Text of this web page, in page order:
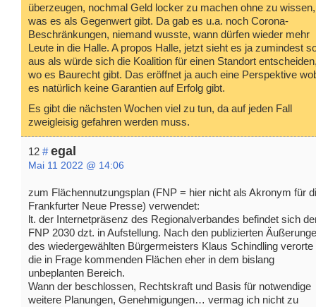
überzeugen, nochmal Geld locker zu machen ohne zu wissen,
was es als Gegenwert gibt. Da gab es u.a. noch Corona-
Beschränkungen, niemand wusste, wann dürfen wieder mehr
Leute in die Halle. A propos Halle, jetzt sieht es ja zumindest
aus als würde sich die Koalition für einen Standort
wo es Baurecht gibt. Das eröffnet ja auch eine Perspektive
es natürlich keine Garantien auf Erfolg gibt.
Es gibt die nächsten Wochen viel zu tun, da auf jeden Fall
zweigleisig gefahren werden muss.
12 # egal
Mai 11 2022 @ 14:06
zum Flächennutzungsplan (FNP = hier nicht als Akronym für
Frankfurter Neue Presse) verwendet:
lt. der Internetpräsenz des Regionalverbandes befindet sich
FNP 2030 dzt. in Aufstellung. Nach den publizierten
des wiedergewählten Bürgermeisters Klaus Schindling verorte
die in Frage kommenden Flächen eher in dem bislang
unbeplanten Bereich.
Wann der beschlossen, Rechtskraft und Basis für notwendige
weitere Planungen, Genehmigungen… vermag ich nicht zu